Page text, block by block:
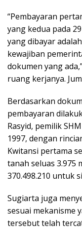
“Pembayaran
yang kedua pada
yang dibayar
kewajiban
dokumen yang
ruang kerjanya.
Berdasarkan
pembayaran
Rasyid, pemilik
1997, dengan
Kwitansi pertama
tanah seluas 3.975
370.498.210 untuk
Sugiarta juga
sesuai mekanisme
tersebut telah